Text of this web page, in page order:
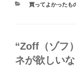
カ
買ってよかったも
“Zoff（ゾフ
ネが欲しい